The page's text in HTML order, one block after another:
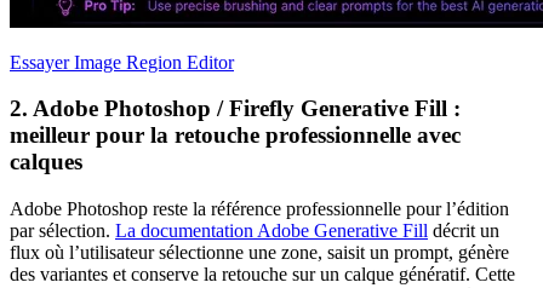
Essayer Image Region Editor
2. Adobe Photoshop / Firefly Generative Fill :
meilleur pour la retouche professionnelle avec
calques
Adobe Photoshop reste la référence professionnelle pour l’édition
par sélection. La documentation Adobe Generative Fill décrit un
flux où l’utilisateur sélectionne une zone, saisit un prompt, génère
des variantes et conserve la retouche sur un calque génératif. Cette